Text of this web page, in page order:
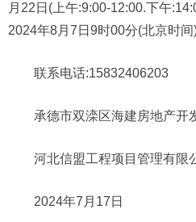
月22日(上午:9:00-12:00.下午
2024年8月7日9时00分(北京时间
联系电话:15832406203
承德市双滦区海建房地产开
河北信盟工程项目管理有限
2024年7月17日